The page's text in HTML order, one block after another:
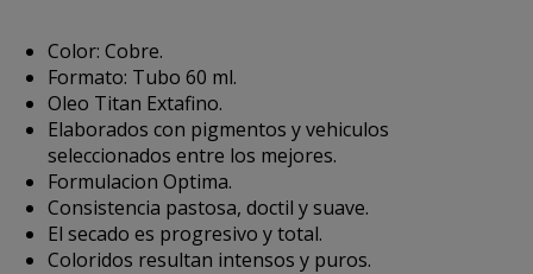
Color: Cobre.
Formato: Tubo 60 ml.
Oleo Titan Extafino.
Elaborados con pigmentos y vehiculos
seleccionados entre los mejores.
Formulacion Optima.
Consistencia pastosa, doctil y suave.
El secado es progresivo y total.
Coloridos resultan intensos y puros.